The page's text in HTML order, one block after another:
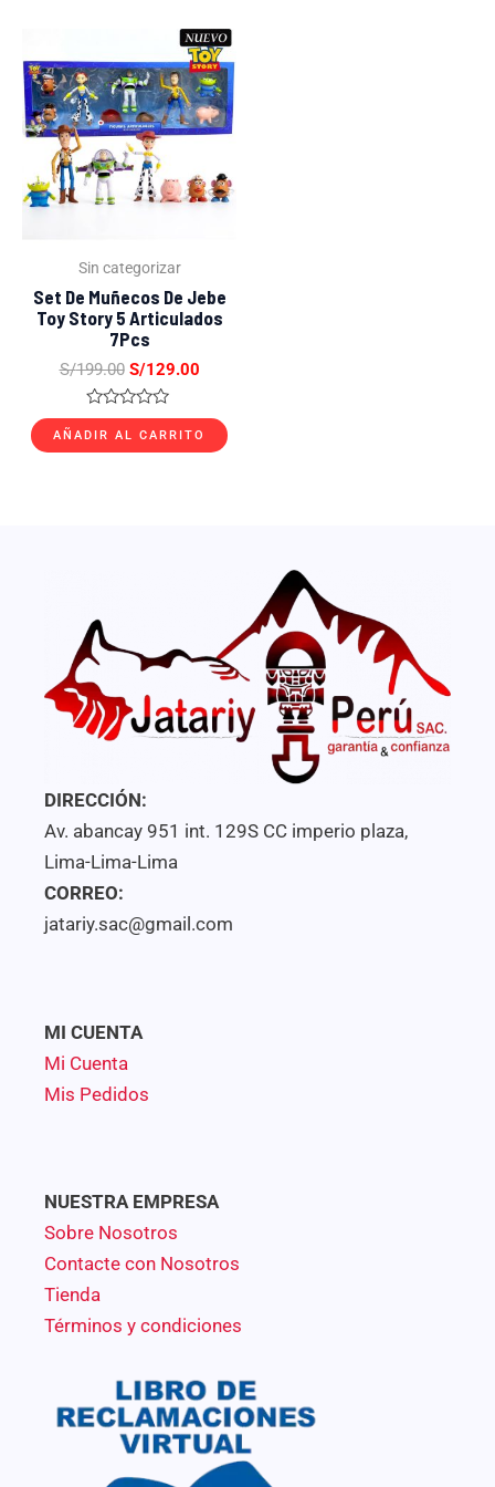
Sin categorizar
Set De Muñecos De Jebe
Toy Story 5 Articulados
7Pcs
S/199.00
precio
original
era:
S/199.00.
S/129.00
El
precio
actual
es:
S/129.00.
Valorado
con
0
AÑADIR AL CARRITO
DIRECCIÓN:
Av. abancay 951 int. 129S CC imperio plaza,
Lima-Lima-Lima
CORREO:
jatariy.sac@gmail.com
MI CUENTA
Mi Cuenta
Mis Pedidos
NUESTRA EMPRESA
Sobre Nosotros
Contacte con Nosotros
Tienda
Términos y condiciones